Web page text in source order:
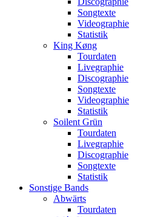
Songtexte
Videographie
Statistik
King Køng
Tourdaten
Livegraphie
Discographie
Songtexte
Videographie
Statistik
Soilent Grün
Tourdaten
Livegraphie
Discographie
Songtexte
Statistik
Sonstige Bands
Abwärts
Tourdaten